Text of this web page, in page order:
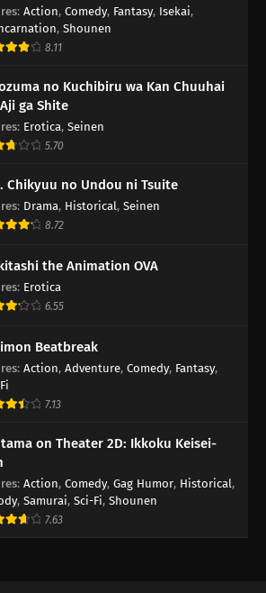
: Action, Comedy, Fantasy, Isekai,
, Shounen
8.11
no Kuchibiru wa Kan Chuuhai
ga Shite
: Erotica, Seinen
5.70
Chikyuu no Undou ni Tsuite
: Drama, Historical, Seinen
8.72
the Animation OVA
: Erotica
6.55
Beatbreak
: Action, Adventure, Comedy, Fantasy,
7.13
on Theater 2D: Ikkoku Keisei-
: Action, Comedy, Gag Humor, Historical,
, Samurai, Sci-Fi, Shounen
7.63